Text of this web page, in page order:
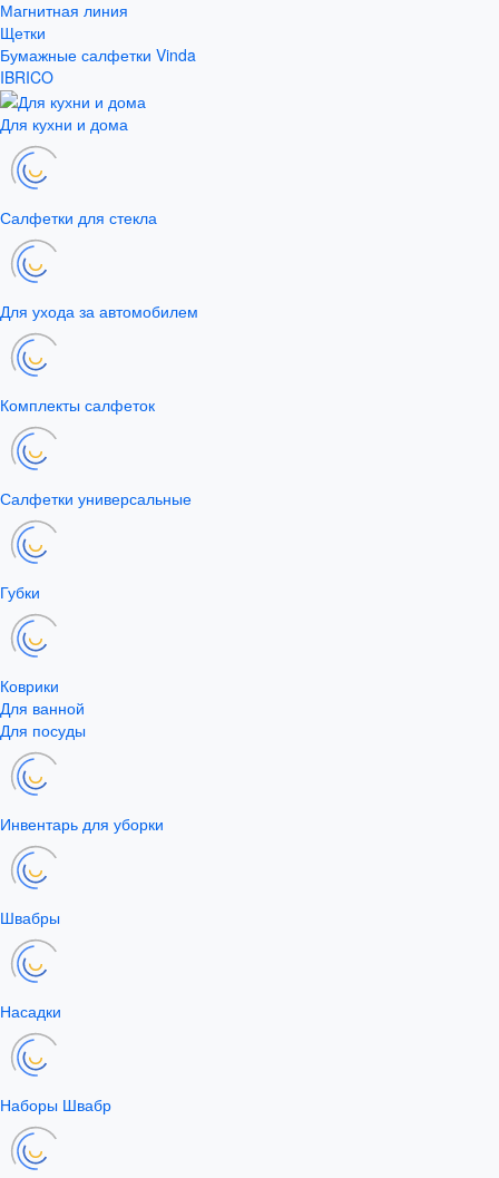
Магнитная линия
Щетки
Бумажные салфетки Vinda
IBRICO
Для кухни и дома
Салфетки для стекла
Для ухода за автомобилем
Комплекты салфеток
Салфетки универсальные
Губки
Коврики
Для ванной
Для посуды
Инвентарь для уборки
Швабры
Насадки
Наборы Швабр